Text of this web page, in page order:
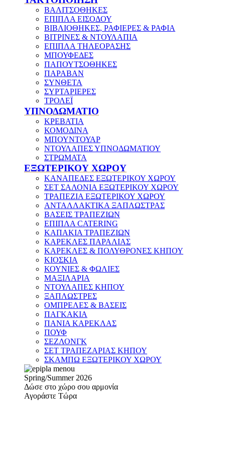
ΒΑΛΙΤΣΟΘΗΚΕΣ
ΕΠΙΠΛΑ ΕΙΣΟΔΟΥ
ΒΙΒΛΙΟΘΗΚΕΣ, ΡΑΦΙΕΡΕΣ & ΡΑΦΙΑ
ΒΙΤΡΙΝΕΣ & ΝΤΟΥΛΑΠΙΑ
ΕΠΙΠΛΑ ΤΗΛΕΟΡΑΣΗΣ
ΜΠΟΥΦΕΔΕΣ
ΠΑΠΟΥΤΣΟΘΗΚΕΣ
ΠΑΡΑΒΑΝ
ΣΥΝΘΕΤΑ
ΣΥΡΤΑΡΙΕΡΕΣ
ΤΡΟΛΕΪ
ΥΠΝΟΔΩΜΑΤΙΟ
ΚΡΕΒΑΤΙΑ
ΚΟΜΟΔΙΝΑ
ΜΠΟΥΝΤΟΥΑΡ
ΝΤΟΥΛΑΠΕΣ ΥΠΝΟΔΩΜΑΤΙΟΥ
ΣΤΡΩΜΑΤΑ
ΕΞΩΤΕΡΙΚΟΥ ΧΩΡΟΥ
ΚΑΝΑΠΕΔΕΣ ΕΞΩΤΕΡΙΚΟΥ ΧΩΡΟΥ
ΣΕΤ ΣΑΛΟΝΙΑ ΕΞΩΤΕΡΙΚΟΥ ΧΩΡΟΥ
ΤΡΑΠΕΖΙΑ ΕΞΩΤΕΡΙΚΟΥ ΧΩΡΟΥ
ΑΝΤΑΛΛΑΚΤΙΚΑ ΞΑΠΛΩΣΤΡΑΣ
ΒΑΣΕΙΣ ΤΡΑΠΕΖΙΩΝ
ΕΠΙΠΛΑ CATERING
ΚΑΠΑΚΙΑ ΤΡΑΠΕΖΙΩΝ
ΚΑΡΕΚΛΕΣ ΠΑΡΑΛΙΑΣ
ΚΑΡΕΚΛΕΣ & ΠΟΛΥΘΡΟΝΕΣ ΚΗΠΟΥ
ΚΙΟΣΚΙΑ
ΚΟΥΝΙΕΣ & ΦΩΛΙΕΣ
ΜΑΞΙΛΑΡΙΑ
ΝΤΟΥΛΑΠΕΣ ΚΗΠΟΥ
ΞΑΠΛΩΣΤΡΕΣ
ΟΜΠΡΕΛΕΣ & ΒΑΣΕΙΣ
ΠΑΓΚΑΚΙΑ
ΠΑΝΙΑ ΚΑΡΕΚΛΑΣ
ΠΟΥΦ
ΣΕΖΛΟΝΓΚ
ΣΕΤ ΤΡΑΠΕΖΑΡΙΑΣ ΚΗΠΟΥ
ΣΚΑΜΠΩ ΕΞΩΤΕΡΙΚΟΥ ΧΩΡΟΥ
Spring/Summer 2026
Δώσε στο χώρο σου αρμονία
Αγοράστε Τώρα